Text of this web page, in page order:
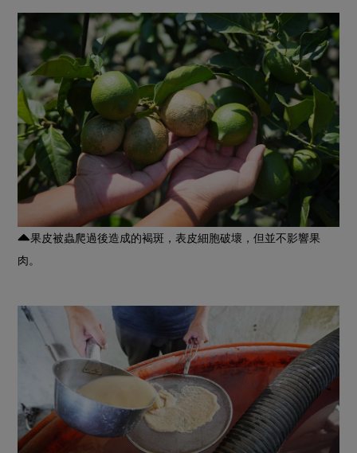
果皮被蟲爬過後造成的褐斑，表皮細胞破壞，但並不影響果
肉。